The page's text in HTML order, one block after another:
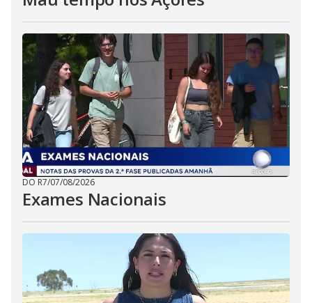
DO R7/07/08/2026
Exames Nacionais